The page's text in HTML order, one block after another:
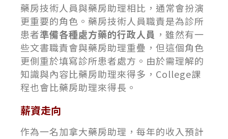
藥房技術人員與藥房助理相比，通常會扮演
更重要的角色。藥房技術人員職責是為診所
患者準備各種處方藥的行政人員 ，雖然有一
些文書職責會與藥房助理重疊，但這個角色
更側重於填寫診所患者處方。由於需理解的
知識與內容比藥房助理來得多，College課
程也會比藥房助理來得長。
薪資走向
作為一名加拿大藥房助理，每年的收入預計